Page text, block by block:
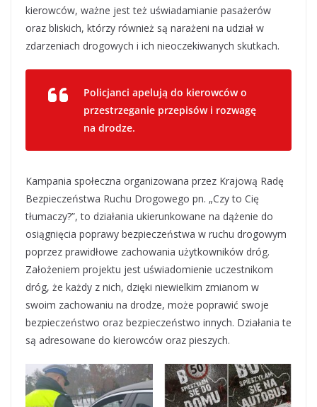
kierowców, ważne jest też uświadamianie pasażerów
oraz bliskich, którzy również są narażeni na udział w
zdarzeniach drogowych i ich nieoczekiwanych skutkach.
Policjanci apelują do kierowców o
przestrzeganie przepisów i rozwagę
na drodze.
Kampania społeczna organizowana przez Krajową Radę
Bezpieczeństwa Ruchu Drogowego pn. „Czy to Cię
tłumaczy?”, to działania ukierunkowane na dążenie do
osiągnięcia poprawy bezpieczeństwa w ruchu drogowym
poprzez prawidłowe zachowania użytkowników dróg.
Założeniem projektu jest uświadomienie uczestnikom
dróg, że każdy z nich, dzięki niewielkim zmianom w
swoim zachowaniu na drodze, może poprawić swoje
bezpieczeństwo oraz bezpieczeństwo innych. Działania te
są adresowane do kierowców oraz pieszych.